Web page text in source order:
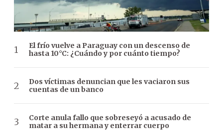
El frío vuelve a Paraguay con un descenso de
hasta 10°C: ¿Cuándo y por cuánto tiempo?
Dos víctimas denuncian que les vaciaron sus
cuentas de un banco
Corte anula fallo que sobreseyó a acusado de
matar a su hermana y enterrar cuerpo